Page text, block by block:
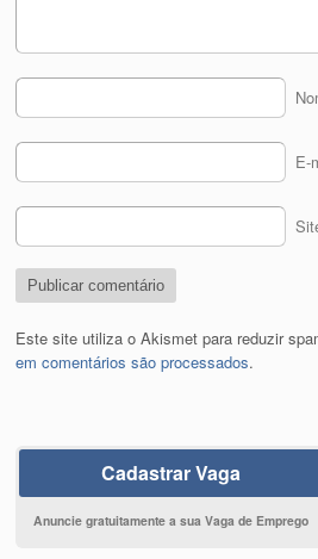
E-
Este site utiliza o Akismet para reduzir
em comentários são processados.
Cadastrar Vaga
Anuncie gratuitamente a sua Vaga de Emprego